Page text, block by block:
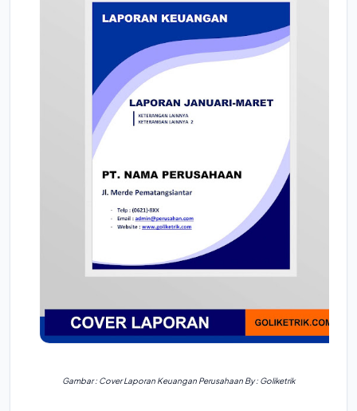
Gambar : Cover Laporan Keuangan Perusahaan By : Goliketrik